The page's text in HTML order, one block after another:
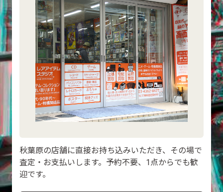
秋葉原の店舗に直接お持ち込みいただき、その場で
査定・お支払いします。予約不要、1点からでも歓
迎です。